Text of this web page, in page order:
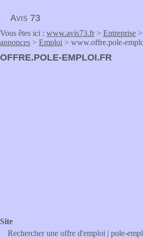
Avis 73
Vous êtes ici : www.avis73.fr> Entreprise >
annonces > Emploi > www.offre.pole-
OFFRE.POLE-EMPLOI.FR
Site
Rechercher une offre d'emploi | pole-